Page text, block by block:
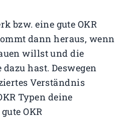
bzw. eine gute OKR
dann heraus, wenn
willst und die
hast. Deswegen
Verständnis
Typen deine
OKR